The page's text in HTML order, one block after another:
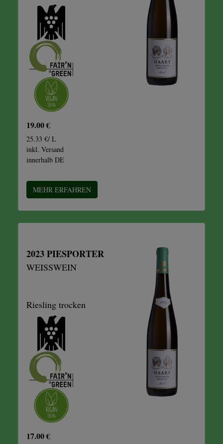
19.00 €
25.33 €/ L
inkl. Versand
innerhalb DE
MEHR ERFAHREN
2023 PIESPORTER
WEISSWEIN
Riesling trocken
17.00 €